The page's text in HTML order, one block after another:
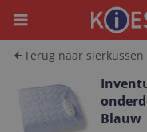
Menu
Terug naar sierkussen
Blauw